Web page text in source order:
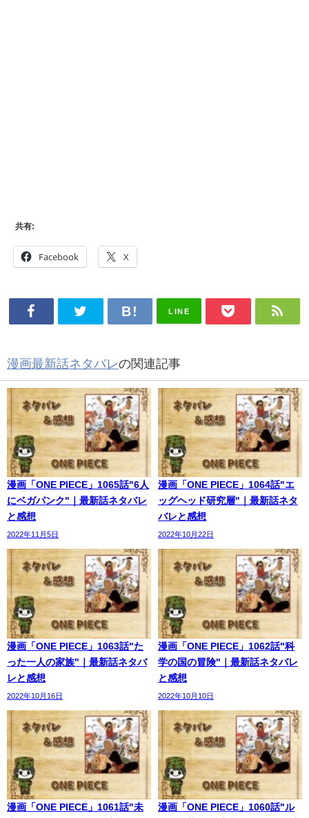
共有:
Facebook X
LINE
漫画最新話ネタバレの関連記事
漫画「ONE PIECE」1065話"6人
にベガパンク"｜最新話ネタバレ
と感想
2022年11月5日
漫画「ONE PIECE」1064話"エ
ッグヘッド研究層"｜最新話ネタ
バレと感想
2022年10月22日
漫画「ONE PIECE」1063話"た
った一人の家族"｜最新話ネタバ
レと感想
2022年10月16日
漫画「ONE PIECE」1062話"科
学の国の冒険"｜最新話ネタバレ
と感想
2022年10月10日
漫画「ONE PIECE」1061話"未
漫画「ONE PIECE」1060話"ル